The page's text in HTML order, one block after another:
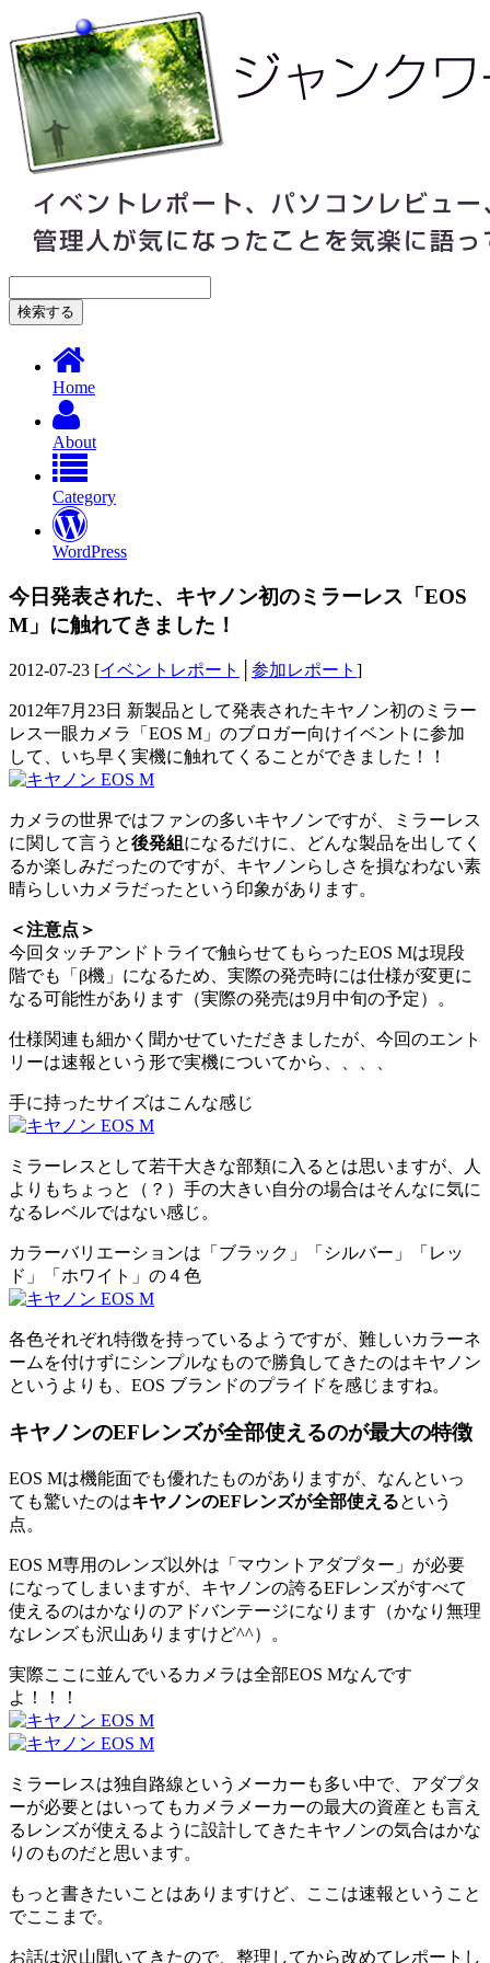
Home
About
Category
WordPress
今日発表された、キヤノン初のミラーレス「EOS
M」に触れてきました！
2012-07-23 [イベントレポート 参加レポート ]
2012年7月23日 新製品として発表されたキヤノン初のミラー
レス一眼カメラ「EOS M」のブロガー向けイベントに参加
して、いち早く実機に触れてくることができました！！
カメラの世界ではファンの多いキヤノンですが、ミラーレス
に関して言うと後発組 になるだけに、どんな製品を出してく
るか楽しみだったのですが、キヤノンらしさを損なわない素
晴らしいカメラだったという印象があります。
＜注意点＞
今回タッチアンドトライで触らせてもらったEOS Mは現段
階でも「β機」になるため、実際の発売時には仕様が変更に
なる可能性があります（実際の発売は9月中旬の予定）。
仕様関連も細かく聞かせていただきましたが、今回のエント
リーは速報という形で実機についてから、、、、
手に持ったサイズはこんな感じ
ミラーレスとして若干大きな部類に入るとは思いますが、人
よりもちょっと（？）手の大きい自分の場合はそんなに気に
なるレベルではない感じ。
カラーバリエーションは「ブラック」「シルバー」「レッ
ド」「ホワイト」の４色
各色それぞれ特徴を持っているようですが、難しいカラーネ
ームを付けずにシンプルなもので勝負してきたのはキヤノン
というよりも、EOS ブランドのプライドを感じますね。
キヤノンのEFレンズが全部使えるのが最大の特徴
EOS Mは機能面でも優れたものがありますが、なんといっ
ても驚いたのはキヤノンのEFレンズが全部使えるという
点。
EOS M専用のレンズ以外は「マウントアダプター」が必要
になってしまいますが、キヤノンの誇るEFレンズがすべて
使えるのはかなりのアドバンテージになります（かなり無理
なレンズも沢山ありますけど^^）。
実際ここに並んでいるカメラは全部EOS Mなんです
よ！！！
ミラーレスは独自路線というメーカーも多い中で、アダプタ
ーが必要とはいってもカメラメーカーの最大の資産とも言え
るレンズが使えるように設計してきたキヤノンの気合はかな
りのものだと思います。
もっと書きたいことはありますけど、ここは速報ということ
でここまで。
お話は沢山聞いてきたので、整理してから改めてレポートし